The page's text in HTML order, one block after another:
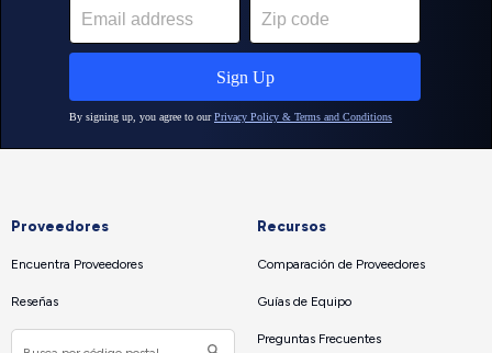
Proveedores
Encuentra Proveedores
Reseñas
Recursos
Comparación de Proveedores
Guías de Equipo
Preguntas Frecuentes